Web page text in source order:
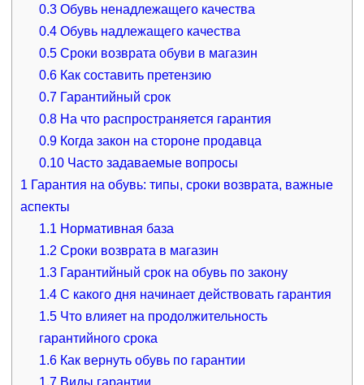
0.3 Обувь ненадлежащего качества
0.4 Обувь надлежащего качества
0.5 Сроки возврата обуви в магазин
0.6 Как составить претензию
0.7 Гарантийный срок
0.8 На что распространяется гарантия
0.9 Когда закон на стороне продавца
0.10 Часто задаваемые вопросы
1Гарантия на обувь: типы, сроки возврата, важные
аспекты
1.1 Нормативная база
1.2 Сроки возврата в магазин
1.3 Гарантийный срок на обувь по закону
1.4 С какого дня начинает действовать гарантия
1.5 Что влияет на продолжительность
гарантийного срока
1.6 Как вернуть обувь по гарантии